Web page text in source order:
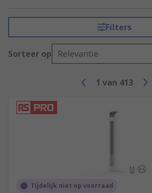
Here at RS, we have a wide range of
thermal management solutions in
your needs.
Filters
Sorteer op Relevantie
1 van 413
Tijdelijk niet op voorraad